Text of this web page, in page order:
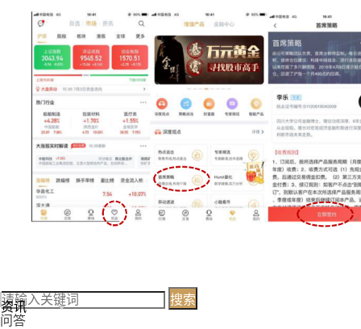
资讯
搜索
问答